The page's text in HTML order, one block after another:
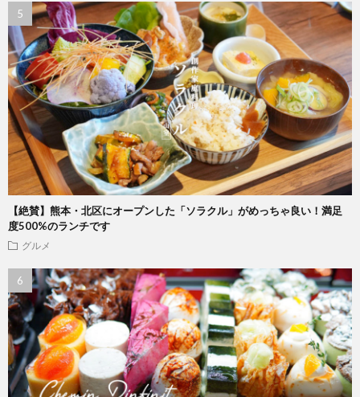
【絶賛】熊本・北区にオープンした「ソラクル」がめっちゃ良い！満足
度500%のランチです
グルメ